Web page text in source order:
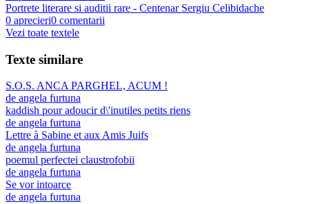
Portrete literare si auditii rare - Centenar Sergiu Celibidache
0 aprecieri0 comentarii
Vezi toate textele
Texte similare
S.O.S. ANCA PARGHEL, ACUM !
de angela furtuna
kaddish pour adoucir d\'inutiles petits riens
de angela furtuna
Lettre à Sabine et aux Amis Juifs
de angela furtuna
poemul perfectei claustrofobii
de angela furtuna
Se vor intoarce
de angela furtuna